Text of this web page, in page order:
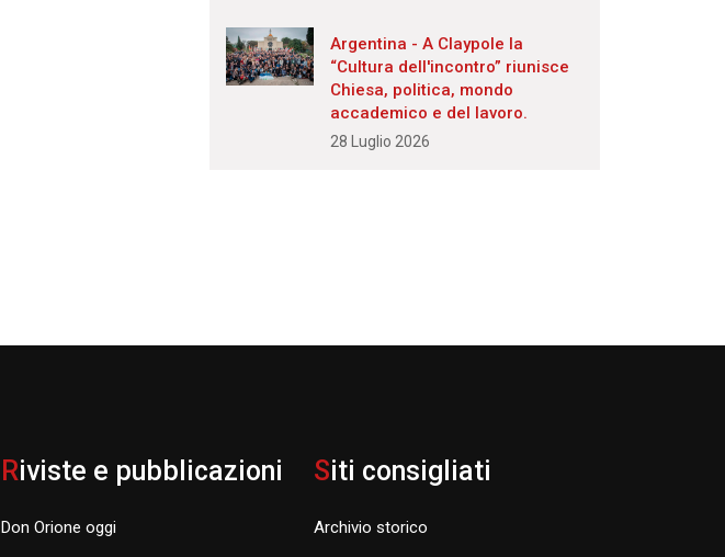
Argentina - A Claypole la
“Cultura dell'incontro” riunisce
Chiesa, politica, mondo
accademico e del lavoro.
28 Luglio 2026
Riviste e pubblicazioni
Don Orione oggi
Siti consigliati
Archivio storico